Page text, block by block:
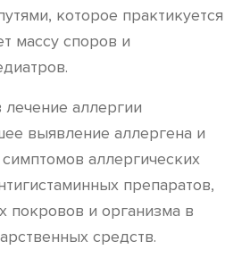
которое практикуется
массу споров и
аллергии
выявление аллергена и
аллергических
препаратов,
покровов и организма в
средств.